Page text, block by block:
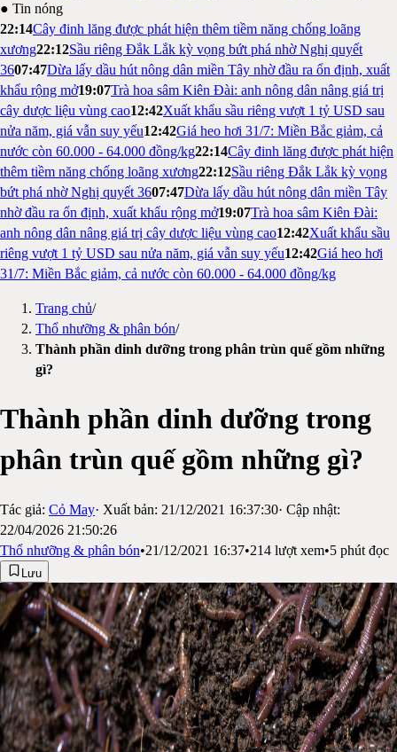
● Tin nóng
22:14Cây đinh lăng được phát hiện thêm tiềm năng chống loãng
xương22:12Sầu riêng Đắk Lắk kỳ vọng bứt phá nhờ Nghị quyết
3607:47Dừa lấy dầu hút nông dân miền Tây nhờ đầu ra ổn định, xuất
khẩu rộng mở19:07Trà hoa sâm Kiên Đài: anh nông dân nâng giá trị
cây dược liệu vùng cao12:42Xuất khẩu sầu riêng vượt 1 tỷ USD sau
nửa năm, giá vẫn suy yếu12:42Giá heo hơi 31/7: Miền Bắc giảm, cả
nước còn 60.000 - 64.000 đồng/kg22:14Cây đinh lăng được phát hiện
thêm tiềm năng chống loãng xương22:12Sầu riêng Đắk Lắk kỳ vọng
bứt phá nhờ Nghị quyết 3607:47Dừa lấy dầu hút nông dân miền Tây
nhờ đầu ra ổn định, xuất khẩu rộng mở19:07Trà hoa sâm Kiên Đài:
anh nông dân nâng giá trị cây dược liệu vùng cao12:42Xuất khẩu sầu
riêng vượt 1 tỷ USD sau nửa năm, giá vẫn suy yếu12:42Giá heo hơi
31/7: Miền Bắc giảm, cả nước còn 60.000 - 64.000 đồng/kg
Trang chủ/
Thổ nhưỡng & phân bón/
Thành phần dinh dưỡng trong phân trùn quế gồm những
gì?
Thành phần dinh dưỡng trong
phân trùn quế gồm những gì?
Tác giả: Cỏ May· Xuất bản: 21/12/2021 16:37:30· Cập nhật:
22/04/2026 21:50:26
Thổ nhưỡng & phân bón•21/12/2021 16:37•214 lượt xem•5 phút đọc
Lưu